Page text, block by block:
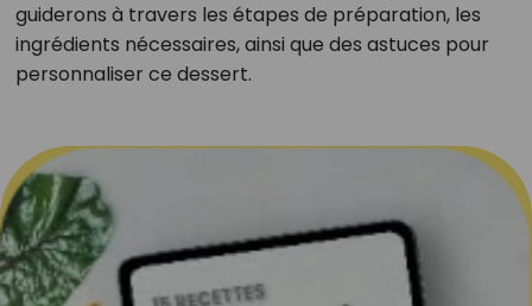
guiderons à travers les étapes de préparation, les
ingrédients nécessaires, ainsi que des astuces pour
personnaliser ce dessert.